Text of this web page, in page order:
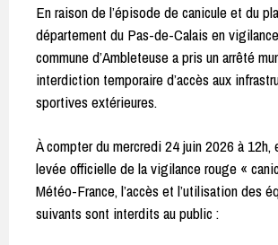
En raison de l’épisode de canicule et du
département du Pas-de-Calais en
commune d’Ambleteuse a pris un arrêté
interdiction temporaire d’accès aux
sportives extérieures.
À compter du mercredi 24 juin 2026 à 12h,
levée officielle de la vigilance rouge «
Météo-France, l’accès et l’utilisation des
suivants sont interdits au public :